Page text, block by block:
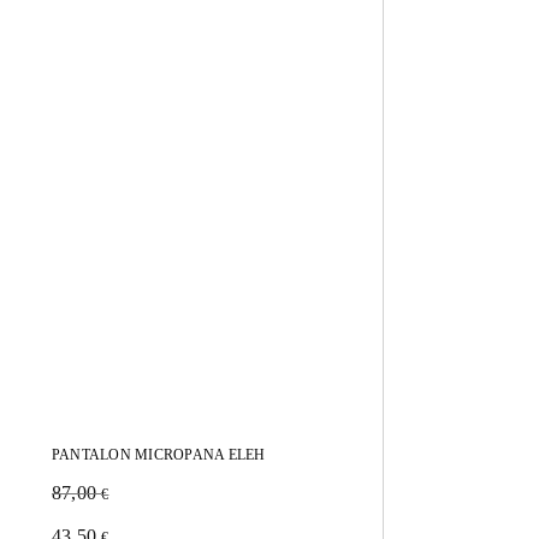
PANTALON MICROPANA ELEH
87,00€
Este